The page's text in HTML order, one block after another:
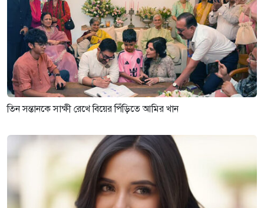
তিন সন্তানকে সাক্ষী রেখে বিয়ের পিঁড়িতে আমির খান